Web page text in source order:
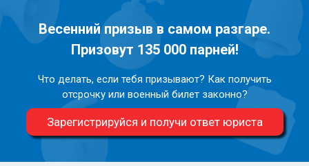
Весенний призыв в самом разгаре.
Призовут 135 000 парней!
Что делать, если тебя призывают? Как получить
отсрочку или военный билет законно?
Зарегистрируйся и получи ответ юриста